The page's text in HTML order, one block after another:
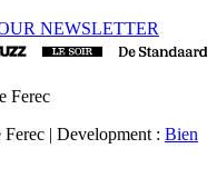
NEWSLETTER
Ferec
| Development : Bien